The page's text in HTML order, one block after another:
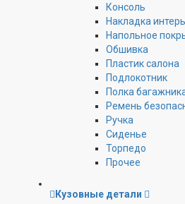
Консоль
Накладка
Напольное
Обшивка
Пластик салона
Подлокотник
Полка
Ремень
Ручка
Сиденье
Торпедо
Прочее
Кузовные детали